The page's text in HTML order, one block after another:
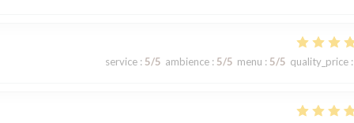
service: 5/5 ambience: 5/5 menu : 5/5 quality_price: